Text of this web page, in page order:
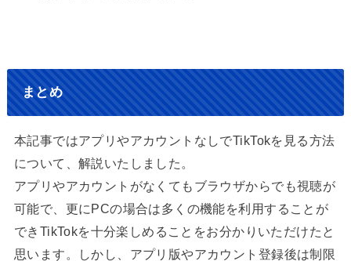
まとめ
本記事ではアプリやアカウントなしでTikTokを見る方法
について、解説いたしました。
アプリやアカウントがなくてもブラウザからでも視聴が
可能で、更にPCの場合は多くの機能を利用することが
できTikTokを十分楽しめることをお分かりいただけたと
思います。しかし、アプリ版やアカウント登録後は制限